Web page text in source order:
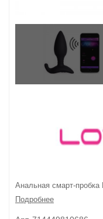
Анальная смарт-
Подробнее